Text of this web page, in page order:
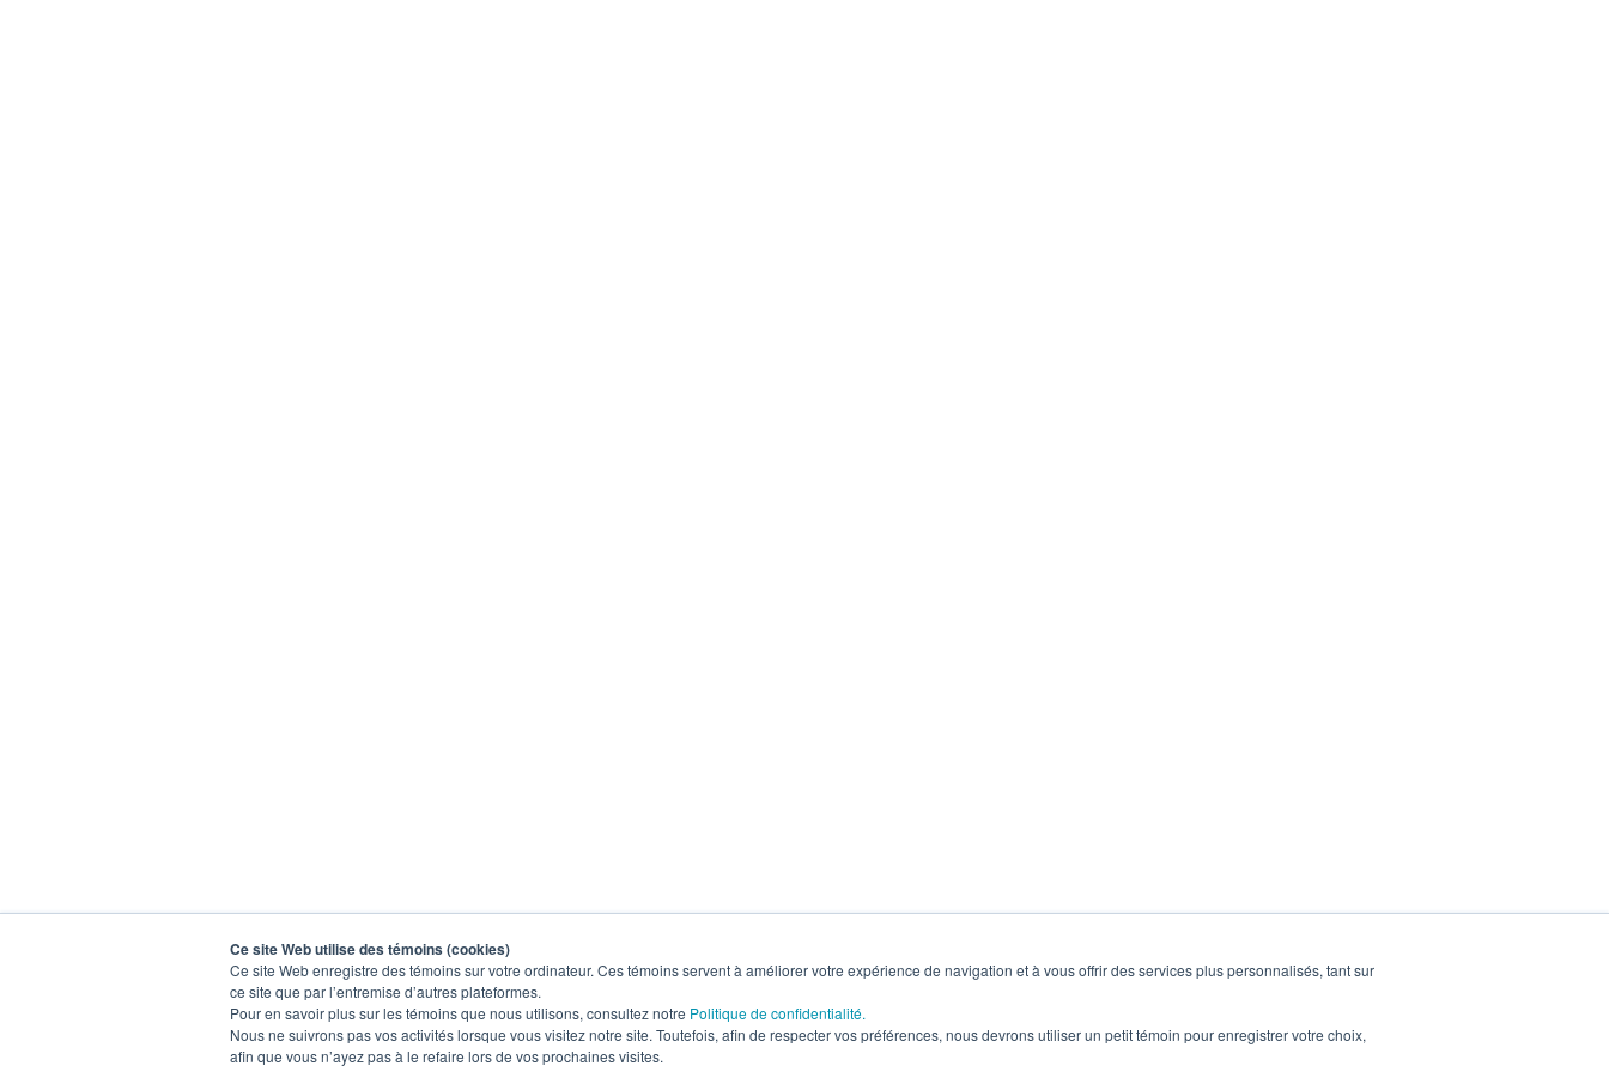
Ce site Web utilise des témoins (cookies)
Ce site Web enregistre des témoins sur votre ordinateur. Ces témoins servent à améliorer votre expérience de navigation et à vous offrir des services plus personnalisés, tant sur
ce site que par l’entremise d’autres plateformes.
Pour en savoir plus sur les témoins que nous utilisons, consultez notre Politique de confidentialité.
Nous ne suivrons pas vos activités lorsque vous visitez notre site. Toutefois, afin de respecter vos préférences, nous devrons utiliser un petit témoin pour enregistrer votre choix,
afin que vous n’ayez pas à le refaire lors de vos prochaines visites.